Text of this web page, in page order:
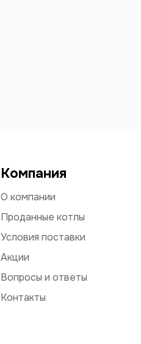
Компания
О компании
Проданные котлы
Условия поставки
Акции
Вопросы и ответы
Контакты